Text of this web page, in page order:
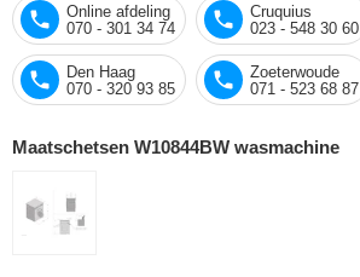
Online afdeling
070 - 301 34 74
Cruquius
023 - 548 30 60
Den Haag
070 - 320 93 85
Zoeterwoude
071 - 523 68 87
Maatschetsen W10844BW wasmachine